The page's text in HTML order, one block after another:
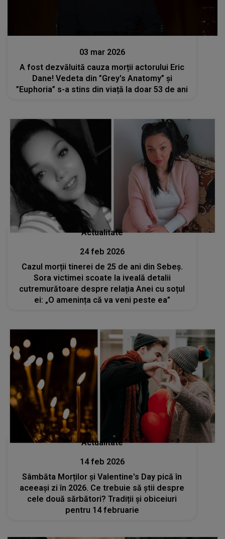
03 mar 2026
A fost dezvăluită cauza morții actorului Eric
Dane! Vedeta din ”Grey's Anatomy” și
”Euphoria” s-a stins din viață la doar 53 de ani
Actualitate
24 feb 2026
Cazul morții tinerei de 25 de ani din Sebeș.
Sora victimei scoate la iveală detalii
cutremurătoare despre relația Anei cu soțul
ei: „O amenința că va veni peste ea”
Actualitate
14 feb 2026
Sâmbăta Morților și Valentine's Day pică în
aceeași zi în 2026. Ce trebuie să știi despre
cele două sărbători? Tradiții și obiceiuri
pentru 14 februarie